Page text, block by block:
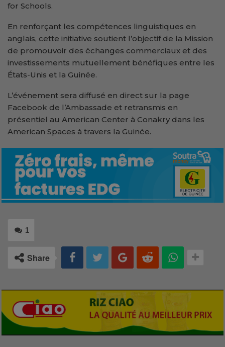
for Schools.
En renforçant les compétences linguistiques en
anglais, cette initiative soutient l’objectif de la Mission
de promouvoir des échanges commerciaux et des
investissements mutuellement bénéfiques entre les
États-Unis et la Guinée.
L’événement sera diffusé en direct sur la page
Facebook de l’Ambassade et retransmis en
présentiel au American Center à Conakry dans les
American Spaces à travers la Guinée.
1
Share